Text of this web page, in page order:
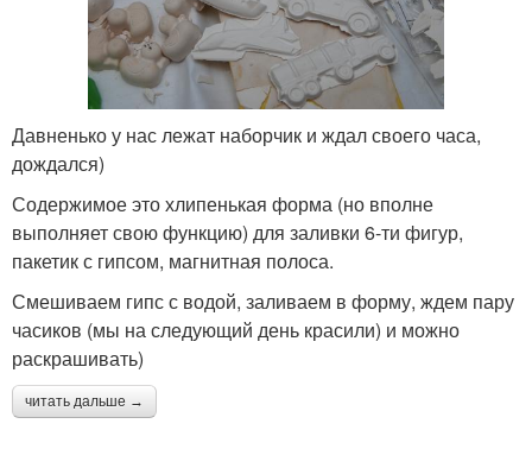
Давненько у нас лежат наборчик и ждал своего часа,
дождался)
Содержимое это хлипенькая форма (но вполне
выполняет свою функцию) для заливки 6-ти фигур,
пакетик с гипсом, магнитная полоса.
Смешиваем гипс с водой, заливаем в форму, ждем пару
часиков (мы на следующий день красили) и можно
раскрашивать)
читать дальше →